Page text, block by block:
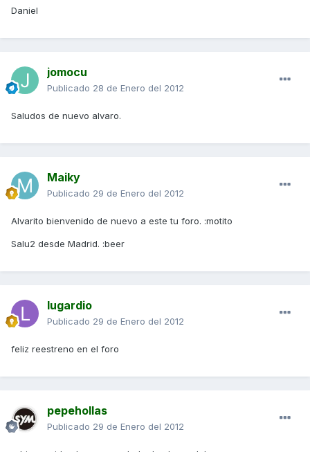
Daniel
jomocu
Publicado 28 de Enero del 2012
Saludos de nuevo alvaro.
Maiky
Publicado 29 de Enero del 2012
Alvarito bienvenido de nuevo a este tu foro. :motito
Salu2 desde Madrid. :beer
lugardio
Publicado 29 de Enero del 2012
feliz reestreno en el foro
pepehollas
Publicado 29 de Enero del 2012